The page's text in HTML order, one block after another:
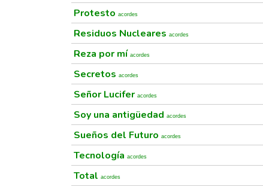
Protesto acordes
Residuos Nucleares acordes
Reza por mí acordes
Secretos acordes
Señor Lucifer acordes
Soy una antigüedad acordes
Sueños del Futuro acordes
Tecnología acordes
Total acordes